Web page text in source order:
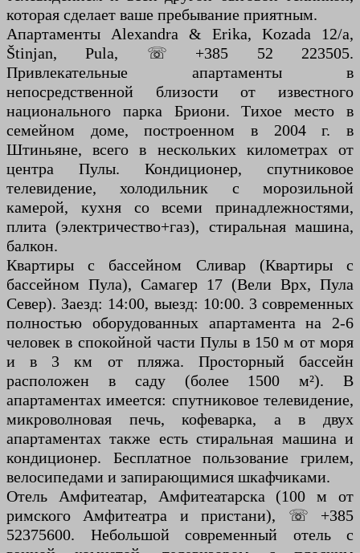
которая сделает ваше пребывание приятным.
Апартаменты Alexandra & Erika, Kozada 12/a,
Štinjan, Pula, ☏ +385 52 223505.
Привлекательные апартаменты в
непосредственной близости от известного
национального парка Бриони. Тихое место в
семейном доме, построенном в 2004 г. в
Штиньяне, всего в нескольких километрах от
центра Пулы. Кондиционер, спутниковое
телевидение, холодильник с морозильной
камерой, кухня со всеми принадлежностями,
плита (электричество+газ), стиральная машина,
балкон.
Квартиры с бассейном Сливар (Квартиры с
бассейном Пула), Самагер 17 (Вели Врх, Пула
Север). Заезд: 14:00, выезд: 10:00. 3 современных
полностью оборудованных апартамента на 2-6
человек в спокойной части Пулы в 150 м от моря
и в 3 км от пляжа. Просторный бассейн
расположен в саду (более 1500 м²). В
апартаментах имеется: спутниковое телевидение,
микроволновая печь, кофеварка, а в двух
апартаментах также есть стиральная машина и
кондиционер. Бесплатное пользование грилем,
велосипедами и запирающимися шкафчиками.
Отель Амфитеатар, Амфитеатарска (100 м от
римского Амфитеатра и пристани), ☏ +385
52375600. Небольшой современный отель с